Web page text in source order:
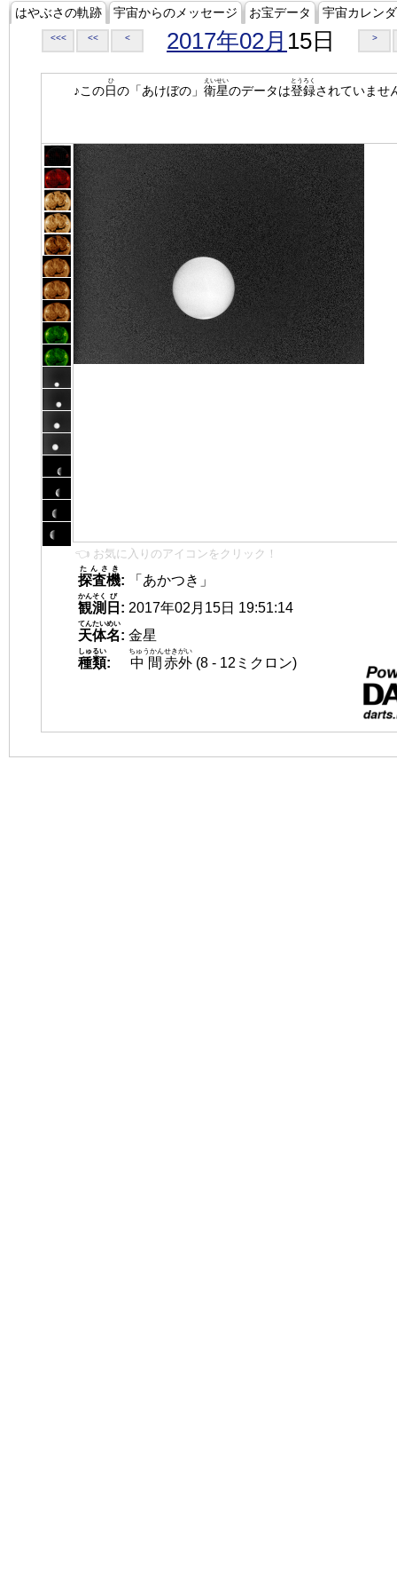
はやぶさの軌跡 宇宙からのメッセージ お宝データ 宇宙カレン
<<< << < 2017年02月 15日 >
♪この日
ひ
の「あけぼの」 衛星
えいせい
のデータは登録
とうろく
されていませ
👈 お気に入りのアイコンをクリック！
探査機
たんさき
:
「あかつき」
観測
かんそく
日
び
: 2017年02月15日 19:51:14
天体名
てんたいめい
: 金星
種類
しゅるい
: 中間
ちゅうかん
赤外
せきがい
(8 - 12ミクロン)